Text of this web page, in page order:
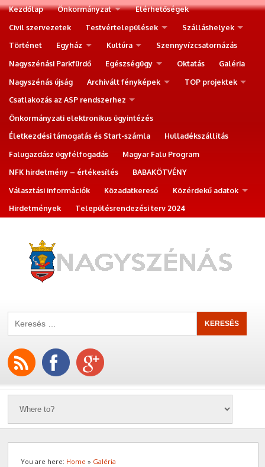
Kezdőlap Önkormányzat
Elérhetőségek
Civil szervezetek
Testvértelepülések
Szálláshelyek
Történet
Egyház Kultúra
Szennyvízcsatornázás
Nagyszénási Parkfürdő
Egészségügy Oktatás
Galéria
Nagyszénás újság
Archivált fényképek
TOP projektek
Csatlakozás az ASP rendszerhez
Önkormányzati elektronikus ügyintézés
Életkezdési támogatás és Start-számla
Hulladékszállítás
Falugazdász ügyfélfogadás
Magyar Falu Program
NFK hirdetmény – értékesítés
BABAKÖTVÉNY
Választási információk
Közadatkereső
Közérdekű adatok
Hirdetmények
Településrendezési terv 2024
You are here: Home » Galéria